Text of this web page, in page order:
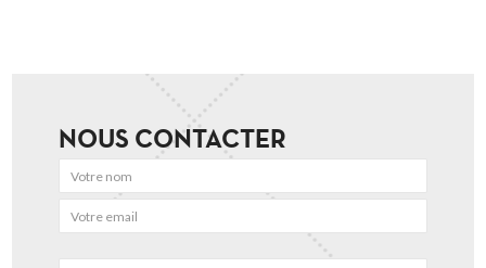
NOUS CONTACTER